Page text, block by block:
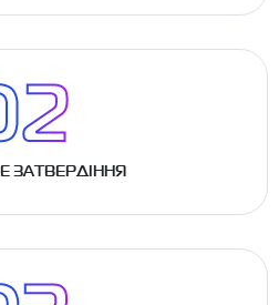
ЗАТВЕРДІННЯ